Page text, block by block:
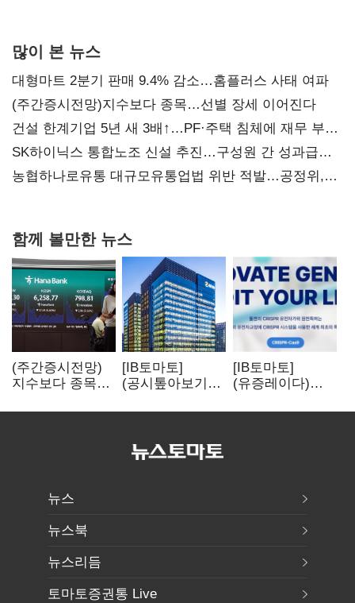
많이 본 뉴스
대형마트 2분기 판매 9.4% 감소…홈플러스 사태 여파
(주간증시전망)지수보다 종목…선별 장세 이어진다
건설 한계기업 5년 새 3배↑…PF·주택 침체에 재무 부담
확대
SK하이닉스 통합노조 신설 추진…구성원 간 성과급
불만 확산
농협하나로유통 대규모유통업법 위반 적발…공정위,
함께 볼만한 뉴스
(주간증시전망)
지수보다 종목…
이어진다
[IB토마토]
(공시톺아보기)
바로 매출로
[IB토마토]
(유증레이다)
3분의 1 토막…
뉴스
뉴스북
뉴스리듬
토마토증권통 Live